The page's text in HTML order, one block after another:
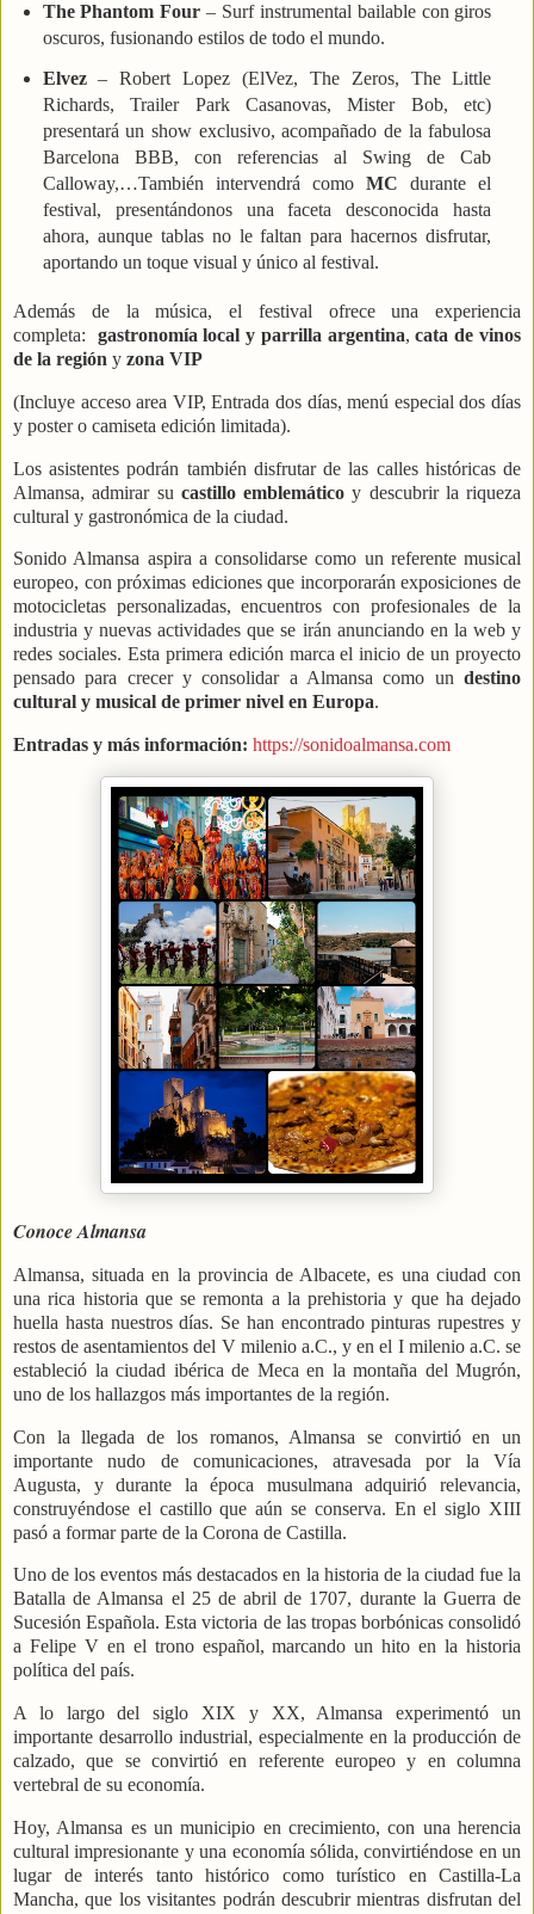
The Phantom Four – Surf instrumental bailable con giros
oscuros, fusionando estilos de todo el mundo.
Elvez– Robert Lopez (ElVez, The Zeros, The Little
Richards, Trailer Park Casanovas, Mister Bob, etc)
presentará un show exclusivo, acompañado de la fabulosa
Barcelona BBB, con referencias al Swing de Cab
Calloway,…También intervendrá comoMC durante el
festival, presentándonos una faceta desconocida hasta
ahora, aunque tablas no le faltan para hacernos disfrutar,
aportando un toque visual y único al festival.
Además de la música, el festival ofrece una experiencia
completa:
gastronomía local y parrilla argentina,cata de vinos
de la región y zona VIP
(Incluye acceso area VIP, Entrada dos días, menú especial dos días
y poster o camiseta edición limitada).
Los asistentes podrán también disfrutar de las calles históricas de
Almansa, admirar su castillo emblemático y descubrir la riqueza
cultural y gastronómica de la ciudad.
Sonido Almansa aspira a consolidarse como un referente musical
europeo, con próximas ediciones que incorporarán exposiciones de
motocicletas personalizadas, encuentros con profesionales de la
industria y nuevas actividades que se irán anunciando en la web y
redes sociales. Esta primera edición marca el inicio de un proyecto
pensado para crecer y consolidar a Almansa como un destino
cultural y musical de primer nivel en Europa.
Entradas y más información: https://sonidoalmansa.com
Conoce Almansa
Almansa, situada en la provincia de Albacete, es una ciudad con
una rica historia que se remonta a la prehistoria y que ha dejado
huella hasta nuestros días. Se han encontrado pinturas rupestres y
restos de asentamientos del V milenio a.C., y en el I milenio a.C. se
estableció la ciudad ibérica de Meca en la montaña del Mugrón,
uno de los hallazgos más importantes de la región.
Con la llegada de los romanos, Almansa se convirtió en un
importante nudo de comunicaciones, atravesada por la Vía
Augusta, y durante la época musulmana adquirió relevancia,
construyéndose el castillo que aún se conserva. En el siglo XIII
pasó a formar parte de la Corona de Castilla.
Uno de los eventos más destacados en la historia de la ciudad fue la
Batalla de Almansa el 25 de abril de 1707, durante la Guerra de
Sucesión Española. Esta victoria de las tropas borbónicas consolidó
a Felipe V en el trono español, marcando un hito en la historia
política del país.
A lo largo del siglo XIX y XX, Almansa experimentó un
importante desarrollo industrial, especialmente en la producción de
calzado, que se convirtió en referente europeo y en columna
vertebral de su economía.
Hoy, Almansa es un municipio en crecimiento, con una herencia
cultural impresionante y una economía sólida, convirtiéndose en un
lugar de interés tanto histórico como turístico en Castilla-La
Mancha, que los visitantes podrán descubrir mientras disfrutan del